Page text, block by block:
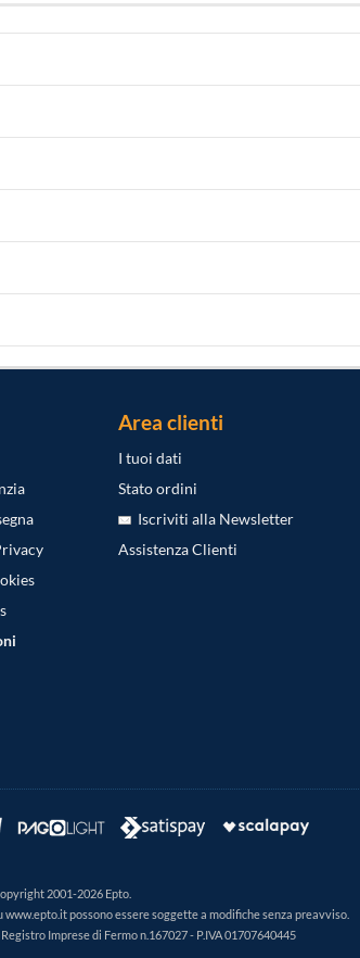
Area clienti
I tuoi dati
Stato ordini
Iscriviti alla Newsletter
Assistenza Clienti
2001-2026 Epto.
possono essere soggette a modifiche senza preavviso.
Imprese di Fermo n.167027 - P.IVA 01707640445